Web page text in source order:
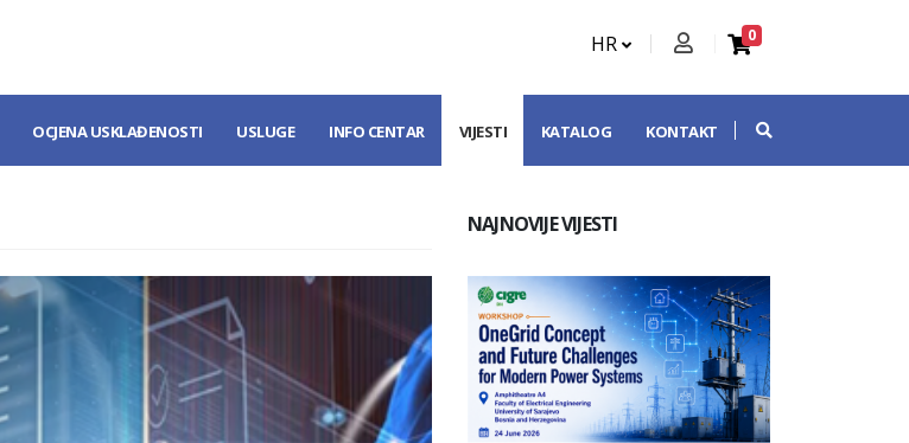
HR 0
OCJENA USKLAĐENOSTI USLUGE INFO CENTAR VIJESTI KATALOG KONTAKT
NAJNOVIJE VIJESTI